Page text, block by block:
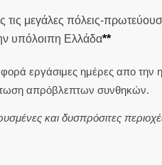
μεγάλες πόλεις-
υπόλοιπη Ελλάδα**
εργάσιμες ημέρες απο την
απρόβλεπτων συνθηκών.
και δυσπρόσιτες